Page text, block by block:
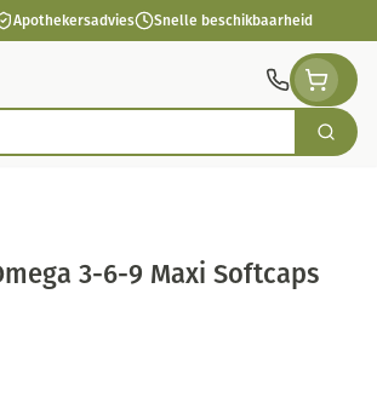
Apothekersadvies Snelle beschikbaarheid
Zoek
3-6-9 Maxi Softcaps